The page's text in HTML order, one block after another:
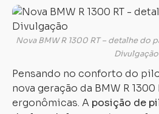
Nova BMW R 1300 RT – detalhe do
Divulgação
Pensando no conforto do
nova geração da BMW R
ergonômicas. A posição de